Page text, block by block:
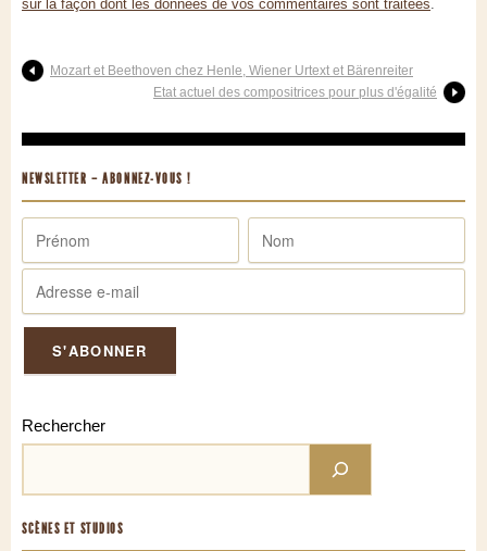
sur la façon dont les données de vos commentaires sont traitées
Mozart et Beethoven chez Henle, Wiener Urtext et Bärenreiter
Etat actuel des compositrices pour plus d'égalité
NEWSLETTER – ABONNEZ-VOUS !
Rechercher
SCÈNES ET STUDIOS